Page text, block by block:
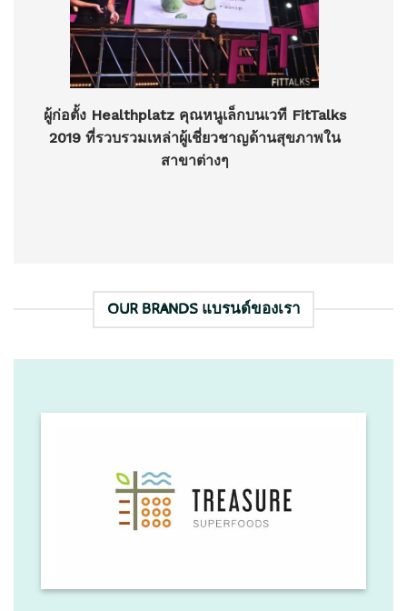
ผู้ก่อตั้ง Healthplatz คุณหนูเล็กบนเวที FitTalks
2019 ที่รวบรวมเหล่าผู้เชี่ยวชาญด้านสุขภาพใน
สาขาต่างๆ
OUR BRANDS แบรนด์ของเรา